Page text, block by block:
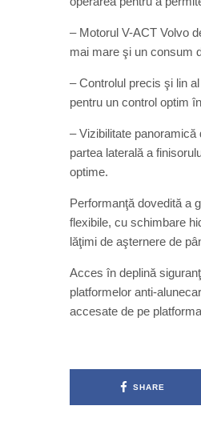
– Motorul V-ACT Volvo
mai mare şi un consum
– Controlul precis şi lin
pentru un control optim
– Vizibilitate panoramică
partea laterală a
optime.
Performanţă dovedită a
flexibile, cu schimbare
lăţimi de aşternere de
Acces în deplină
platformelor anti-
accesate de pe
SHARE